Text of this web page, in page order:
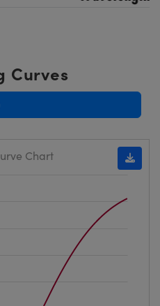
Curves
Chart